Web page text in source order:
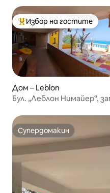
Най-популярен избор на
Избор на гостите
Дом – Leblon
Бул. „Леблон Нимайер“,
Супердомакин
Супердомакин